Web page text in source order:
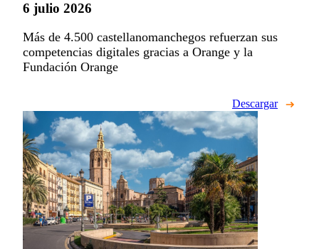
6 julio 2026
Más de 4.500 castellanomanchegos refuerzan sus
competencias digitales gracias a Orange y la
Fundación Orange
Descargar